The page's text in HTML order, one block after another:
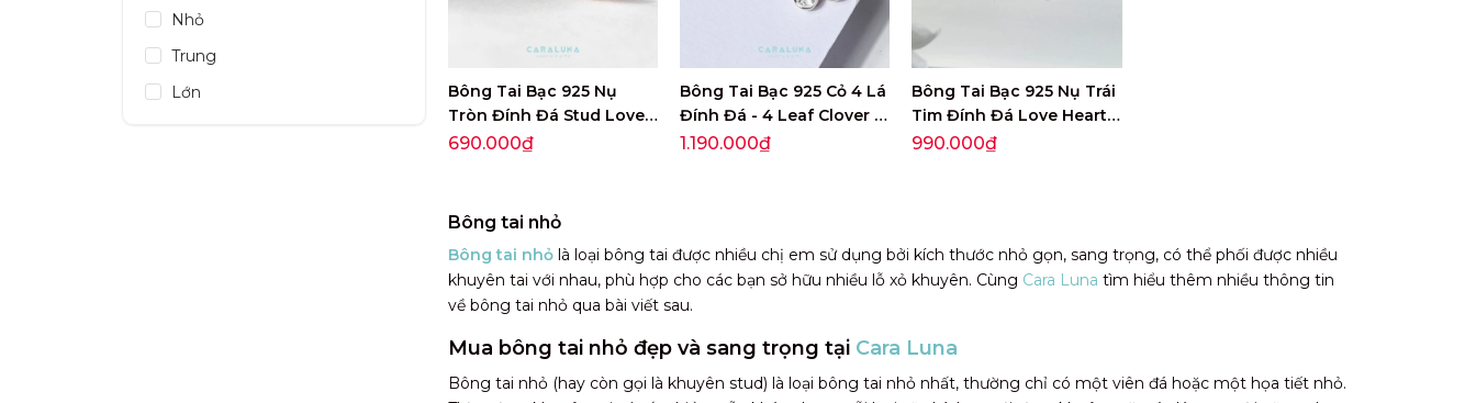
Nhỏ
Trung
Lớn
Bông Tai Bạc 925 Nụ
Tròn Đính Đá Stud Love -
VYE27
690.000₫
Bông Tai Bạc 925 Cỏ 4 Lá
Đính Đá - 4 Leaf Clover -
VYE28
1.190.000₫
Bông Tai Bạc 925 Nụ Trái
Tim Đính Đá Love Heart -
VYE29
990.000₫
Bông tai nhỏ
Bông tai nhỏlà loại bông tai được nhiều chị em sử dụng bởi kích thước nhỏ gọn, sang trọng, có thể phối được nhiều
khuyên tai với nhau, phù hợp cho các bạn sở hữu nhiều lỗ xỏ khuyên. Cùng Cara Luna tìm hiểu thêm nhiều thông tin
về bông tai nhỏ qua bài viết sau.
Mua bông tai nhỏ đẹp và sang trọng tại Cara Luna
Bông tai nhỏ (hay còn gọi là khuyên stud) là loại bông tai nhỏ nhất, thường chỉ có một viên đá hoặc một họa tiết nhỏ.